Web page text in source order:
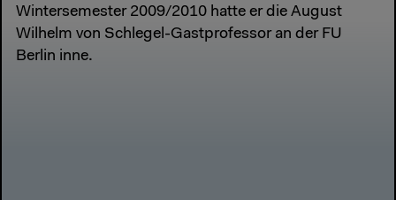
Wintersemester 2009/2010 hatte er die August
Wilhelm von Schlegel-Gastprofessor an der FU
Berlin inne.